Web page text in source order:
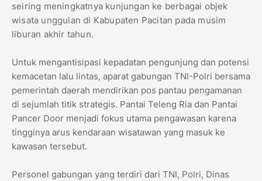
seiring meningkatnya kunjungan ke berbagai objek
wisata unggulan di Kabupaten Pacitan pada musim
liburan akhir tahun.
Untuk mengantisipasi kepadatan pengunjung dan potensi
kemacetan lalu lintas, aparat gabungan TNI-Polri bersama
pemerintah daerah mendirikan pos pantau pengamanan
di sejumlah titik strategis. Pantai Teleng Ria dan Pantai
Pancer Door menjadi fokus utama pengawasan karena
tingginya arus kendaraan wisatawan yang masuk ke
kawasan tersebut.
Personel gabungan yang terdiri dari TNI, Polri, Dinas